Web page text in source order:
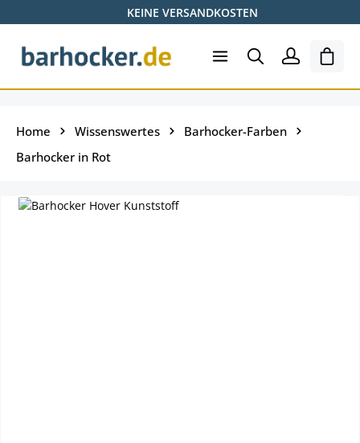
Zum Hauptinhalt springenKEINE VERSANDKOSTEN
Home Wissenswertes
Barhocker-Farben
Barhocker in Rot